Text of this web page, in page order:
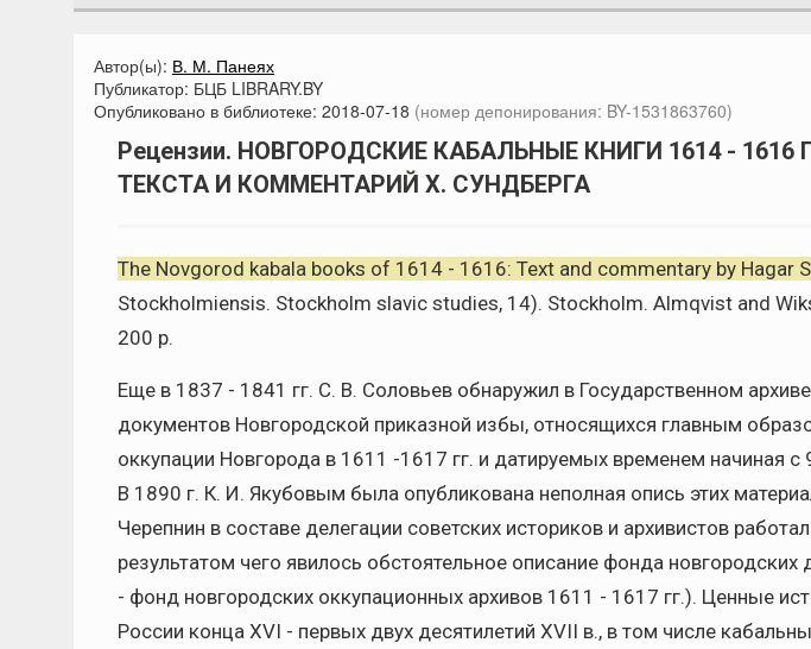
Автор(ы): В. М. Панеях
Публикатор: БЦБ LIBRARY.BY
Опубликовано в библиотеке: 2018-07-18 (номер депонирования: BY-1531863760)
Рецензии. НОВГОРОДСКИЕ КАБАЛЬНЫЕ КНИГИ 1614 - 1616
ТЕКСТА И КОММЕНТАРИЙ Х. СУНДБЕРГА
The Novgorod kabala books of 1614 - 1616: Text and commentary by Hagar
Stockholmiensis. Stockholm slavic studies, 14). Stockholm. Almqvist and
200 p.
Еще в 1837 - 1841 гг. С. В. Соловьев обнаружил в Государственном
документов Новгородской приказной избы, относящихся главным
оккупации Новгорода в 1611 -1617 гг. и датируемых временем начиная с
В 1890 г. К. И. Якубовым была опубликована неполная опись этих
Черепнин в составе делегации советских историков и архивистов
результатом чего явилось обстоятельное описание фонда новгородских
- фонд новгородских оккупационных архивов 1611 - 1617 гг.). Ценные
России конца XVI - первых двух десятилетий XVII в., в том числе